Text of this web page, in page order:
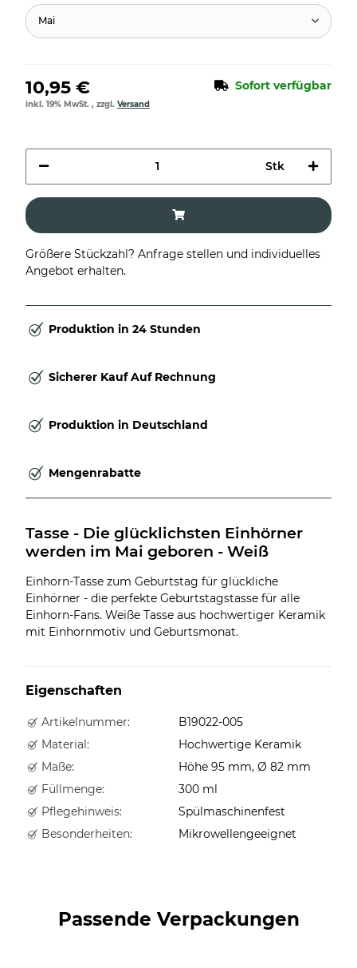
Mai
10,95 € Sofort verfügbar
inkl. 19% MwSt. , zzgl. Versand
Stk
Größere Stückzahl? Anfrage stellen und individuelles
Angebot erhalten.
Produktion in 24 Stunden
Sicherer Kauf Auf Rechnung
Produktion in Deutschland
Mengenrabatte
Tasse - Die glücklichsten Einhörner
werden im Mai geboren - Weiß
Einhorn-Tasse zum Geburtstag für glückliche
Einhörner - die perfekte Geburtstagstasse für alle
Einhorn-Fans. Weiße Tasse aus hochwertiger Keramik
mit Einhornmotiv und Geburtsmonat.
Eigenschaften
Artikelnummer:
B19022-005
Material:
Hochwertige Keramik
Maße:
Höhe 95 mm, Ø 82 mm
Füllmenge:
300 ml
Pflegehinweis:
Spülmaschinenfest
Besonderheiten:
Mikrowellengeeignet
Passende Verpackungen